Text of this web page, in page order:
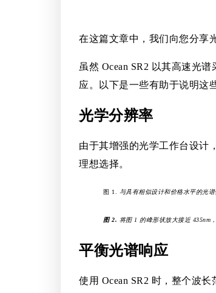
在这篇文章中，我们向您分享
虽然 Ocean SR2 以其高速光
应。以下是一些有助于说明这
光学分辨率
由于其增强的光学工作台设计
理想选择。
图 1. 与具有相似设计和价格水平的光谱
图 2. 将图 1 的峰形状放大接近 435nm
平衡光谱响应
使用 Ocean SR2 时，整个波